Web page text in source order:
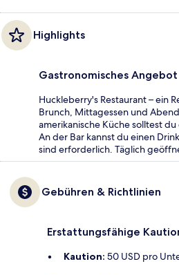
Highlights
Gastronomisches Angebot
Huckleberry's Restaurant – ein
Brunch, Mittagessen und
amerikanische Küche solltest
An der Bar kannst du einen
sind erforderlich. Täglich
Gebühren & Richtlinien
Erstattungsfähige
Kaution: 50 USD pro